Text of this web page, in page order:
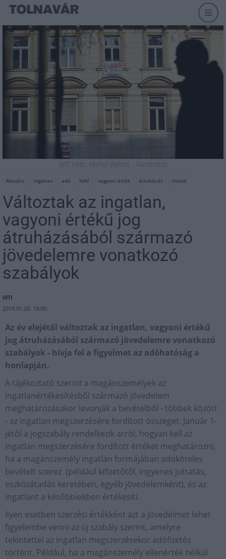
MTI Fotó: Mohai Balázs - illusztráció
Aktuális ingatlan adó NAV vagyoni érték átruházás illeték
Változtak az ingatlan,
vagyoni értékű jog
átruházásából származó
jövedelemre vonatkozó
szabályok
MTI
2019.01.20. 19:00
Az év elejétől változtak az ingatlan, vagyoni értékű
jog átruházásából származó jövedelemre vonatkozó
szabályok - hívja fel a figyelmet az adóhatóság a
honlapján.
A tájékoztató szerint a magánszemélyek az
ingatlanértékesítésből származó jövedelem
meghatározásakor levonják a bevételből - többek között
- az ingatlan megszerzésére fordított összeget. Január 1-
jétől a jogszabály rendelkezik arról, hogyan kell az
ingatlan megszerzésére fordított értéket meghatározni,
ha a magánszemély ingatlan formájában adóköteles
bevételt szerez (például kifizetőtől, ingyenes juttatás,
eszközátadás keretében, egyéb jövedelemként), és az
ingatlant a későbbiekben értékesíti.
Ilyen esetben szerzési értékként azt a jövedelmet lehet
figyelembe venni az új szabály szerint, amelyre
tekintettel az ingatlan megszerzésekor adófizetés
történt. Például, ha a magánszemély ellenérték nélkül